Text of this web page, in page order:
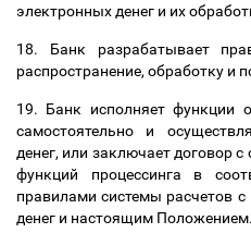
электронных денег и их
18. Банк разрабатывает
распространение, обработку и
19. Банк исполняет функции
самостоятельно и
денег, или заключает договор
функций процессинга в
правилами системы расчетов
денег и настоящим Положением.